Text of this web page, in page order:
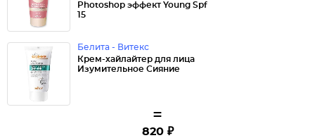
Photoshop эффект Young Spf
15
Белита - Витекс
Крем-хайлайтер для лица
Изумительное Сияние
=
820 ₽